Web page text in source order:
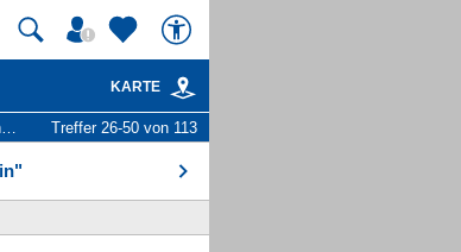
KARTE
Treffer 26-50 von 113